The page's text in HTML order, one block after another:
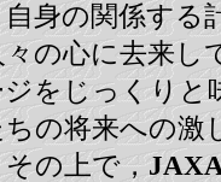
身の関係する
の心に去来し
をじっくりと
の将来への激
の上で，